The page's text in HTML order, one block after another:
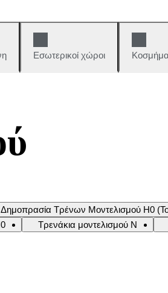
Εσωτερικοί χώροι
Δημοπρασία Τρένων Μοντελισμού H0
Τρενάκια μοντελισμού Ν